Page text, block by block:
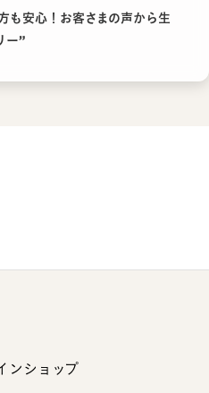
も安心！お客さまの声から生
ー”
ンショップ